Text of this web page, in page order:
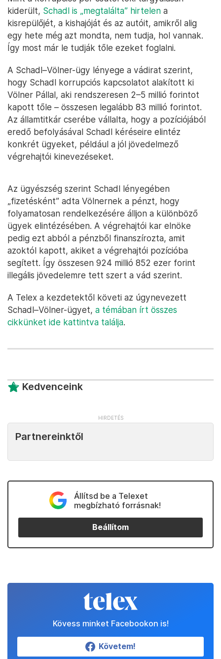
kiderült, Schadl is „megtalálta” hirtelen a
kisrepülőjét, a kishajóját és az autóit, amikről alig
egy hete még azt mondta, nem tudja, hol vannak.
Így most már le tudják tőle ezeket foglalni.
A Schadl–Völner-ügy lényege a vádirat szerint,
hogy Schadl korrupciós kapcsolatot alakított ki
Völner Pállal, aki rendszeresen 2–5 millió forintot
kapott tőle – összesen legalább 83 millió forintot.
Az államtitkár cserébe vállalta, hogy a pozíciójából
eredő befolyásával Schadl kéréseire elintéz
konkrét ügyeket, például a jól jövedelmező
végrehajtói kinevezéseket.
Az ügyészség szerint Schadl lényegében
„fizetésként” adta Völnernek a pénzt, hogy
folyamatosan rendelkezésére álljon a különböző
ügyek elintézésében. A végrehajtói kar elnöke
pedig ezt abból a pénzből finanszírozta, amit
azoktól kapott, akiket a végrehajtói pozícióba
segített. Így összesen 924 millió 852 ezer forint
illegális jövedelemre tett szert a vád szerint.
A Telex a kezdetektől követi az úgynevezett
Schadl–Völner-ügyet, a témában írt összes
cikkünket ide kattintva találja.
Kedvenceink
Partnereinktől
Állítsd be a Telexet
megbízható forrásnak!
Beállítom
Kövess minket Facebookon is!
Követem!